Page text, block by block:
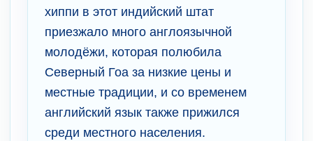
хиппи в этот индийский штат
приезжало много англоязычной
молодёжи, которая полюбила
Северный Гоа за низкие цены и
местные традиции, и со временем
английский язык также прижился
среди местного населения.